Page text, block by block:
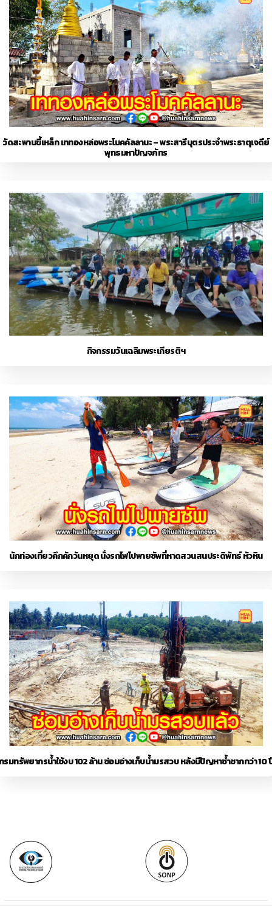
วัดสะพานขี้เหล็ก เททองหล่อพระโมคคัลลานะ – พระสารีบุตรประจำพระธาตุเจดีย์
พุทธมหาปัญจภัทร
กิจกรรมวันเฉลิมพระเกียรติฯ
นักท่องเที่ยวคึกคักวันหยุด นั่งรถไฟไปพายซัพที่หาดสวนสนประดิพัทธ์ หัวหิน
รมทรัพยากรน้ำใช้งบ 102 ล้าน ซ่อมอ่างเก็บน้ำมรสวบ หลังมีปัญหาซ้ำซากกว่า 10